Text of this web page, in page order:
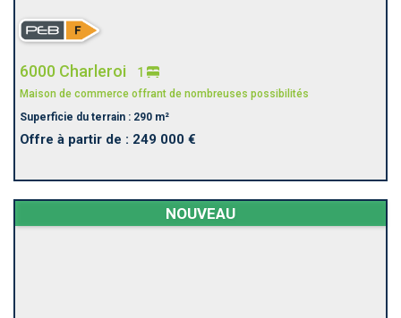
6000 Charleroi 1
Maison de commerce offrant de nombreuses possibilités
Superficie du terrain : 290 m²
Offre à partir de : 249 000 €
NOUVEAU